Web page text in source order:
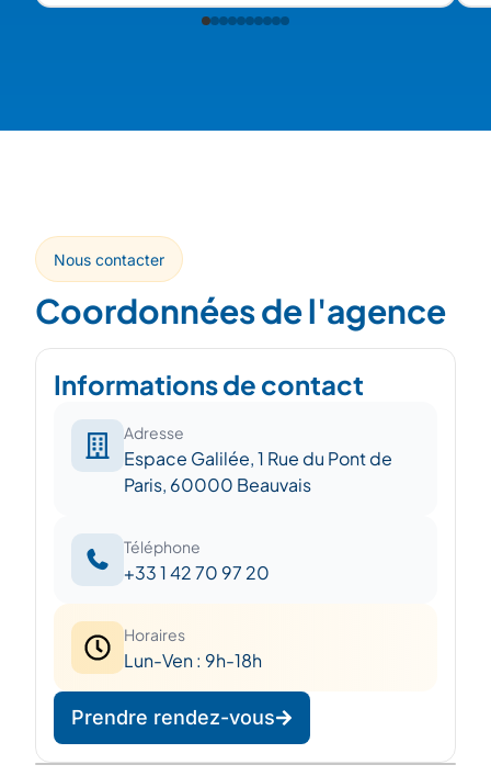
Nous contacter
Coordonnées de l'agence
Informations de contact
Adresse
Espace Galilée, 1 Rue du Pont de
Paris, 60000 Beauvais
Téléphone
+33 1 42 70 97 20
Horaires
Lun-Ven : 9h-18h
Prendre rendez-vous